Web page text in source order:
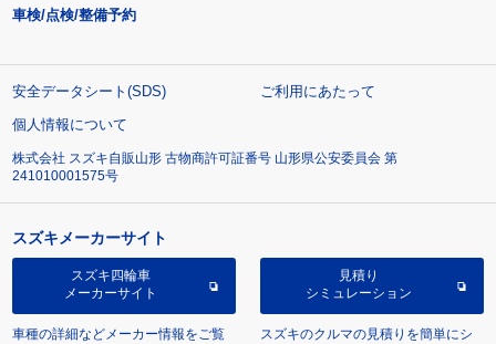
車検/点検/整備予約
安全データシート(SDS)
ご利用にあたって
個人情報について
株式会社 スズキ自販山形 古物商許可証番号 山形県公安委員会 第
241010001575号
スズキメーカーサイト
スズキ四輪車
メーカーサイト
車種の詳細などメーカー情報をご覧
見積り
シミュレーション
スズキのクルマの見積りを簡単にシ